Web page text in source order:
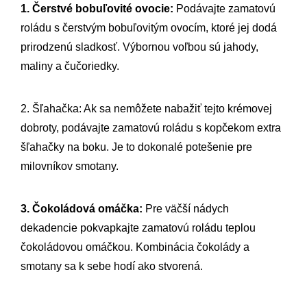
1. Čerstvé bobuľovité ovocie: Podávajte zamatovú
roládu s čerstvým bobuľovitým ovocím, ktoré jej dodá
prirodzenú sladkosť. Výbornou voľbou sú jahody,
maliny a čučoriedky.
2. Šľahačka: Ak sa nemôžete nabažiť tejto krémovej
dobroty, podávajte zamatovú roládu s kopčekom extra
šľahačky na boku. Je to dokonalé potešenie pre
milovníkov smotany.
3. Čokoládová omáčka: Pre väčší nádych
dekadencie pokvapkajte zamatovú roládu teplou
čokoládovou omáčkou. Kombinácia čokolády a
smotany sa k sebe hodí ako stvorená.